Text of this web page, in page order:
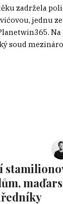
zadržela
jednu
soud